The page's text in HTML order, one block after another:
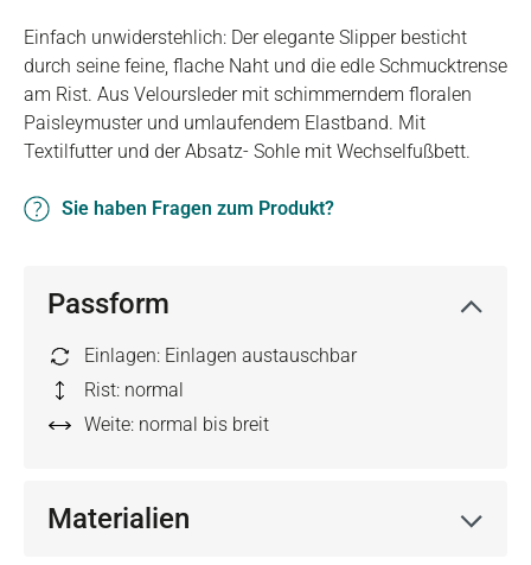
Einfach unwiderstehlich: Der elegante Slipper besticht
durch seine feine, flache Naht und die edle Schmucktrense
am Rist. Aus Veloursleder mit schimmerndem floralen
Paisleymuster und umlaufendem Elastband. Mit
Textilfutter und der Absatz- Sohle mit Wechselfußbett.
Sie haben Fragen zum Produkt?
Passform
Einlagen: Einlagen austauschbar
Rist: normal
Weite: normal bis breit
Materialien